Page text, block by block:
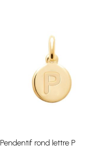
Pendentif rond lettre P